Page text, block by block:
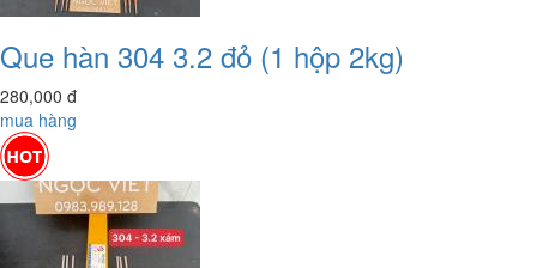
Que hàn 304 3.2 đỏ (1 hộp 2kg)
280,000 đ
mua hàng